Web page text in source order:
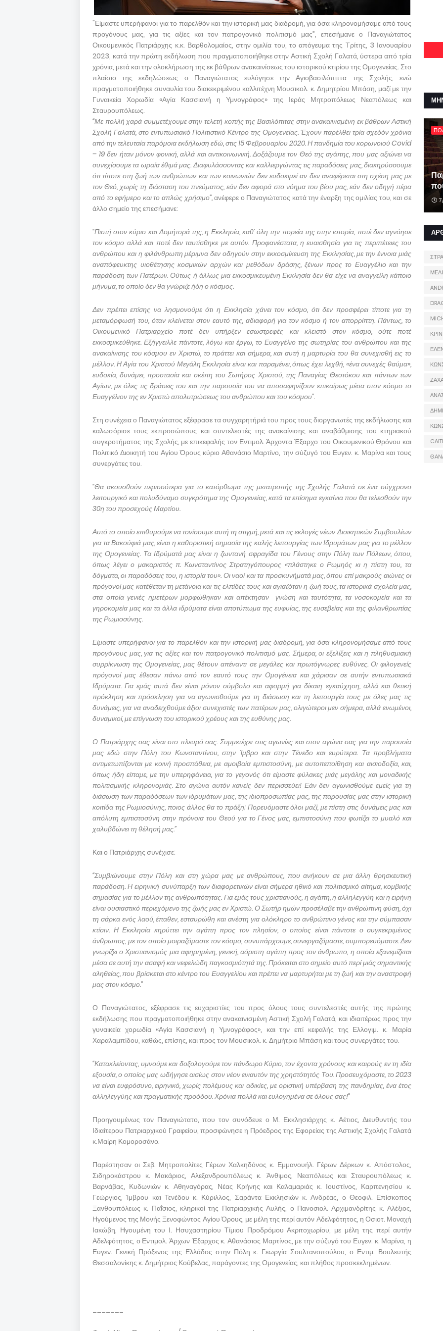
"Είμαστε υπερήφανοι για το παρελθόν και την ιστορική μας διαδρομή, για όσα κληρονομήσαμε από τους
προγόνους μας, για τις αξίες και τον πατρογονικό πολιτισμό μας”, επεσήμανε ο Παναγιώτατος
Οικουμενικός Πατριάρχης κ.κ. Βαρθολομαίος, στην ομιλία του, το απόγευμα της Τρίτης, 3 Ιανουαρίου
2023, κατά την πρώτη εκδήλωση που πραγματοποιήθηκε στην Αστική Σχολή Γαλατά, ύστερα από τρία
χρόνια, μετά και την ολοκλήρωση της εκ βάθρων ανακαινίσεως του ιστορικού κτιρίου της Ομογενείας. Στο
πλαίσιο της εκδηλώσεως ο Παναγιώτατος ευλόγησε την Αγιοβασιλόπιττα της Σχολής, ενώ
πραγματοποιήθηκε συναυλία του διακεκριμένου καλλιτέχνη Μουσικολ. κ. Δημητρίου Μπάση, μαζί με την
Γυναικεία Χορωδία «Αγία Κασσιανή η Υμνογράφος» της Ιεράς Μητροπόλεως Νεαπόλεως και
Σταυρουπόλεως.
“Με πολλή χαρά συμμετέχουμε στην τελετή κοπής της Βασιλόπιτας στην ανακαινισμένη εκ βάθρων Αστική
Σχολή Γαλατά, στο εντυπωσιακό Πολιτιστικό Κέντρο της Ομογενείας. Έχουν παρέλθει τρία σχεδόν χρόνια
από την τελευταία παρόμοια εκδήλωση εδώ, στις 15 Φεβρουαρίου 2020. Η πανδημία του κορωνοιού Covid
– 19 δεν ήταν μόνον φονική, αλλά και αντικοινωνική. Δοξάζουμε τον Θεό της αγάπης, που μας αξιώνει να
συνεχίσουμε τα ωραία έθιμά μας. Διαφυλάσσοντας και καλλιεργώντας τις παραδόσεις μας, διακηρύσσουμε
ότι τίποτε στη ζωή των ανθρώπων και των κοινωνιών δεν ευδοκιμεί αν δεν αναφέρεται στη σχέση μας με
τον Θεό, χωρίς τη διάσταση του πνεύματος, εάν δεν αφορά στο νόημα του βίου μας, εάν δεν οδηγή πέρα
από το εφήμερο και το απλώς χρήσιμο”,ανέφερε ο Παναγιώτατος κατά την έναρξη της ομιλίας του, και σε
άλλο σημείο της επεσήμανε:
“Πιστή στον κύριο και Δομήτορά της, η Εκκλησία, καθ’ όλη την πορεία της στην ιστορία, ποτέ δεν αγνόησε
τον κόσμο αλλά και ποτέ δεν ταυτίσθηκε με αυτόν. Προφανέστατα, η ευαισθησία για τις περιπέτειες του
ανθρώπου και η φιλάνθρωπη μέριμνα δεν οδηγούν στην εκκοσμίκευση της Εκκλησίας, με την έννοια μιάς
αναπόφευκτης υιοθέτησης κοσμικών αρχών και μεθόδων δράσης, ξένων προς το Ευαγγέλιο και την
παράδοση των Πατέρων. Ούτως ή άλλως μια εκκοσμικευμένη Εκκλησία δεν θα είχε να αναγγείλη κάποιο
μήνυμα, το οποίο δεν θα γνώριζε ήδη ο κόσμος.
Δεν πρέπει επίσης να λησμονούμε ότι η Εκκλησία χάνει τον κόσμο, ότι δεν προσφέρει τίποτε για τη
μεταμόρφωσή του, όταν κλείνεται στον εαυτό της, αδιαφορή για τον κόσμο ή τον απορρίπτη. Πάντως, το
Οικουμενικό Πατριαρχείο ποτέ δεν υπήρξεν εσωστρεφές και κλειστό στον κόσμο, ούτε ποτέ
εκκοσμικεύθηκε. Εξήγγειλλε πάντοτε, λόγω και έργω, το Ευαγγέλιο της σωτηρίας του ανθρώπου και της
ανακαίνισης του κόσμου εν Χριστώ, το πράττει και σήμερα, και αυτή η μαρτυρία του θα συνεχισθή εις το
μέλλον. Η Αγία του Χριστού Μεγάλη Εκκλησία είναι και παραμένει, όπως έχει λεχθή, «ένα συνεχές θαύμα»,
ευδοκία, δυνάμει, προστασία και σκέπη του Σωτήρος Χριστού, της Παναγίας Θεοτόκου και πάντων των
Αγίων, με όλες τις δράσεις του και την παρουσία του να αποσαφηνίζουν επικαίρως μέσα στον κόσμο το
Ευαγγέλιον της εν Χριστώ απολυτρώσεως του ανθρώπου και του κόσμου”.
Στη συνέχεια ο Παναγιώτατος εξέφρασε τα συγχαρητήριά του προς τους διοργανωτές της εκδήλωσης και
καλωσόρισε τους εκπροσώπους και συντελεστές της ανακαίνισης και αναβάθμισης του κτηριακού
συγκροτήματος της Σχολής, με επικεφαλής τον Εντιμολ. Άρχοντα Έξαρχο του Οικουμενικού Θρόνου και
Πολιτικό Διοικητή του Αγίου Όρους κύριο Αθανάσιο Μαρτίνο, την σύζυγό του Ευγεν. κ. Μαρίνα και τους
συνεργάτες του.
“Θα ακουσθούν περισσότερα για το κατόρθωμα της μετατροπής της Σχολής Γαλατά σε ένα σύγχρονο
λειτουργικό και πολυδύναμο συγκρότημα της Ομογενείας, κατά τα επίσημα εγκαίνια που θα τελεσθούν την
30η του προσεχούς Μαρτίου.
Αυτό το οποίο επιθυμούμε να τονίσουμε αυτή τη στιγμή, μετά και τις εκλογές νέων Διοικητικών Συμβουλίων
για τα Βακούφιά μας, είναι η καθοριστική σημασία της καλής λειτουργίας των Ιδρυμάτων μας για το μέλλον
της Ομογενείας. Τα Ιδρύματά μας είναι η ζωντανή σφραγίδα του Γένους στην Πόλη των Πόλεων, όπου,
όπως λέγει ο μακαριστός π. Κωνσταντίνος Στρατηγόπουρος «πλάστηκε ο Ρωμηός κι η πίστη του, τα
δόγματα, οι παραδόσεις του, η ιστορία του». Οι ναοί και τα προσκυνήματά μας, όπου επί μακρούς αιώνες οι
πρόγονοί μας κατέθεταν τη μετάνοια και τις ελπίδες τους και αγιαζόταν η ζωή τους, τα ιστορικά σχολεία μας,
στα οποία γενιές ημετέρων μορφώθηκαν και απέκτησαν
γνώση και ταυτότητα, τα νοσοκομεία και τα
γηροκομεία μας και τα άλλα ιδρύματα είναι αποτύπωμα της ευφυίας, της ευσεβείας και της φιλανθρωπίας
της Ρωμιοσύνης.
Είμαστε υπερήφανοι για το παρελθόν και την ιστορική μας διαδρομή, για όσα κληρονομήσαμε από τους
προγόνους μας, για τις αξίες και τον πατρογονικό πολιτισμό μας. Σήμερα, οι εξελίξεις και η πληθυσμιακή
συρρίκνωση της Ομογενείας, μας θέτουν απέναντι σε μεγάλες και πρωτόγνωρες ευθύνες. Οι φιλογενείς
πρόγονοί μας έθεσαν πάνω από τον εαυτό τους την Ομογένεια και χάρισαν σε αυτήν εντυπωσιακά
Ιδρύματα. Για εμάς αυτά δεν είναι μόνον σύμβολο και αφορμή για δίκαιη εγκαύχηση, αλλά και θετική
πρόκληση και πρόσκληση για να αγωνισθούμε για τη διάσωση και τη λειτουργία τους με όλες μας τις
δυνάμεις, για να αναδειχθούμε άξιοι συνεχιστές των πατέρων μας, ολιγώτεροι μεν σήμερα, αλλά ενωμένοι,
δυναμικοί, με επίγνωση του ιστορικού χρέους και της ευθύνης μας.
Ο Πατριάρχης σας είναι στο πλευρό σας. Συμμετέχει στις αγωνίες και στον αγώνα σας για την παρουσία
μας εδώ στην Πόλη του Κωνσταντίνου, στην Ίμβρο και στην Τένεδο και ευρύτερα. Τα προβλήματα
αντιμετωπίζονται με κοινή προσπάθεια, με αμοιβαία εμπιστοσύνη, με αυτοπεποίθηση και αισιοδοξία, και,
όπως ήδη είπαμε, με την υπερηφάνεια, για το γεγονός ότι είμαστε φύλακες μιάς μεγάλης και μοναδικής
πολιτισμικής κληρονομιάς. Στο αγώνα αυτόν κανείς δεν περισσεύει! Εάν δεν αγωνισθούμε εμείς για τη
διάσωση των παραδόσεων των ιδρυμάτων μας, της ιδιοπροσωπίας μας, της παρουσίας μας στην ιστορική
κοιτίδα της Ρωμιοσύνης, ποιος άλλος θα το πράξη; Πορευόμαστε όλοι μαζί, με πίστη στις δυνάμεις μας και
απόλυτη εμπιστοσύνη στην πρόνοια του Θεού για το Γένος μας, εμπιστοσύνη που φωτίζει το μυαλό και
χαλυβδώνει τη θέλησή μας.”
Και ο Πατριάρχης συνέχισε:
“Συμβιώνουμε στην Πόλη και στη χώρα μας με ανθρώπους, που ανήκουν σε μια άλλη θρησκευτική
παράδοση. Η ειρηνική συνύπαρξη των διαφορετικών είναι σήμερα ηθικό και πολιτισμικό αίτημα, κομβικής
σημασίας για το μέλλον της ανθρωπότητας. Για εμάς τους χριστιανούς, η αγάπη, η αλληλεγγύη και η ειρήνη
είναι ουσιαστικό περιεχόμενο της ζωής μας εν Χριστώ. Ο Σωτήρ ημών προσέλαβε την ανθρώπινη φύση, όχι
τη σάρκα ενός λαού, έπαθεν, εσταυρώθη και ανέστη για ολόκληρο το ανθρώπινο γένος και την σύμπασαν
κτίσιν. Η Εκκλησία κηρύττει την αγάπη προς τον πλησίον, ο οποίος είναι πάντοτε ο συγκεκριμένος
άνθρωπος, με τον οποίο μοιραζόμαστε τον κόσμο, συνυπάρχουμε, συνεργαζόμαστε, συμπορευόμαστε. Δεν
γνωρίζει ο Χριστιανισμός μια αφηρημένη, γενική, αόριστη αγάπη προς τον άνθρωπο, η οποία εξανεμίζεται
μέσα σε αυτή την ασαφή και νεφελώδη παγκοσμιότητά της. Πρόκειται στο σημείο αυτό περί μιάς σημαντικής
αληθείας, που βρίσκεται στο κέντρο του Ευαγγελίου και πρέπει να μαρτυρήται με τη ζωή και την αναστροφή
μας στον κόσμο.”
Ο Παναγιώτατος, εξέφρασε τις ευχαριστίες του προς όλους τους συντελεστές αυτής της πρώτης
εκδήλωσης που πραγματοποιήθηκε στην ανακαινισμένη Αστική Σχολή Γαλατά, και ιδιαιτέρως προς την
γυναικεία χορωδία «Αγία Κασσιανή η Υμνογράφος», και την επί κεφαλής της Ελλογιμ. κ. Μαρία
Χαραλαμπίδου, καθώς, επίσης, και προς τον Μουσικολ. κ. Δημήτριο Μπάση και τους συνεργάτες του.
“Κατακλείοντας, υμνούμε και δοξολογούμε τον πάνδωρο Κύριο, τον έχοντα χρόνους και καιρούς εν τη ιδία
εξουσία, ο οποίος μας ωδήγησε αισίως στον νέον ενιαυτόν της χρηστότητός Του. Προσευχόμαστε, το 2023
να είναι ευφρόσυνο, ειρηνικό, χωρίς πολέμους και αδικίες, με οριστική υπέρβαση της πανδημίας, ένα έτος
αλληλεγγύης και πραγματικής προόδου. Χρόνια πολλά και ευλογημένα σε όλους σας!”
Προηγουμένως τον Παναγιώτατο, που τον συνόδευε ο Μ. Εκκλησιάρχης κ. Αέτιος, Διευθυντής του
Ιδιαίτερου Πατριαρχικού Γραφείου, προσφώνησε η Πρόεδρος της Εφορείας της Αστικής Σχολής Γαλατά
κ.Μαίρη Κομοροσάνο.
Παρέστησαν οι Σεβ. Μητροπολίτες Γέρων Χαλκηδόνος κ. Εμμανουήλ. Γέρων Δέρκων κ. Απόστολος,
Σιδηροκάστρου κ. Μακάριος, Αλεξανδρουπόλεως κ. Άνθιμος, Νεαπόλεως και Σταυρουπόλεως κ.
Βαρνάβας, Κυδωνιών κ. Αθηναγόρας, Νέας Κρήνης και Καλαμαριάς κ. Ιουστίνος, Καρπενησίου κ.
Γεώργιος, Ίμβρου και Τενέδου κ. Κύριλλος, Σαράντα Εκκλησιών κ. Ανδρέας, ο Θεοφιλ. Επίσκοπος
Ξανθουπόλεως κ. Παΐσιος, κληρικοί της Πατριαρχικής Αυλής, ο Πανοσιολ. Αρχιμανδρίτης κ. Αλέξιος,
Ηγούμενος της Μονής Ξενοφώντος Αγίου Όρους, με μέλη της περί αυτόν Αδελφότητος, η Οσιοτ. Μοναχή
Ιακώβη, Ηγουμένη του Ι. Ησυχαστηρίου Τίμιου Προδρόμου Ακριτοχωρίου, με μέλη της περί αυτήν
Αδελφότητος, ο Εντιμολ. Άρχων Έξαρχος κ. Αθανάσιος Μαρτίνος, με την σύζυγό του Ευγεν. κ. Μαρίνα, η
Ευγεν. Γενική Πρόξενος της Ελλάδος στην Πόλη κ. Γεωργία Σουλτανοπούλου, ο Εντιμ. Βουλευτής
Θεσσαλονίκης κ. Δημήτριος Κούβελας, παράγοντες της Ομογενείας, και πλήθος προσκεκλημένων.